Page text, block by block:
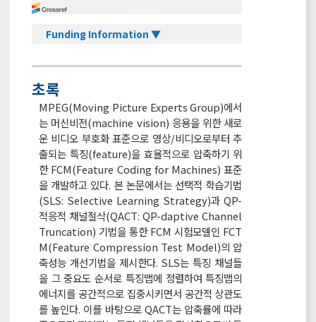
Funding Information ▼
초록
MPEG(Moving Picture Experts Group)에서
는 머신비전(machine vision) 응용을 위한 새로
운 비디오 부호화 표준으로 영상/비디오로부터 추
출되는 특징(feature)을 효율적으로 압축하기 위
한 FCM(Feature Coding for Machines) 표준
을 개발하고 있다. 본 논문에서는 선택적 학습기법
(SLS: Selective Learning Strategy)과 QP-
적응적 채널절삭(QACT: QP-daptive Channel
Truncation) 기법을 통한 FCM 시험모델인 FCT
M(Feature Compression Test Model)의 압
축성능 개선기법을 제시한다. SLS는 특징 채널들
을 그 중요도 순서로 특징맵에 정렬하여 특징맵의
에너지를 공간적으로 집중시키면서 공간적 상관도
를 높인다. 이를 바탕으로 QACT는 압축률에 따라